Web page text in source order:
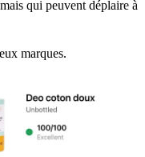
qui peuvent déplaire à
marques.